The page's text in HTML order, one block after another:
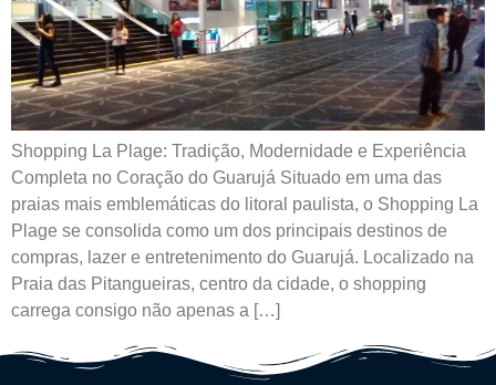
Shopping La Plage: Tradição, Modernidade e Experiência
Completa no Coração do Guarujá Situado em uma das
praias mais emblemáticas do litoral paulista, o Shopping La
Plage se consolida como um dos principais destinos de
compras, lazer e entretenimento do Guarujá. Localizado na
Praia das Pitangueiras, centro da cidade, o shopping
carrega consigo não apenas a […]